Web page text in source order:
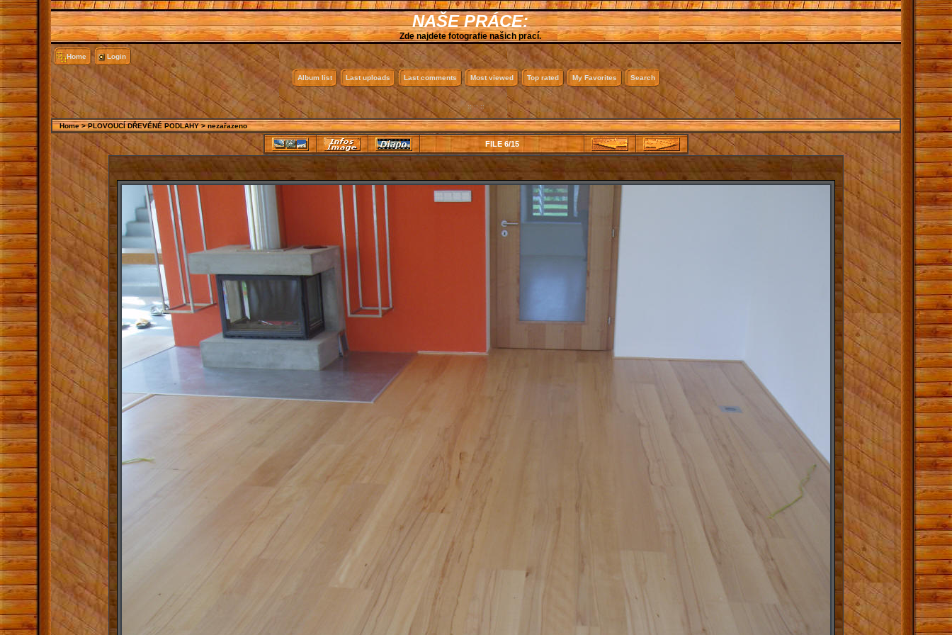
NAŠE PRÁCE:
Zde najdete fotografie našich prací.
Home Login
Album list Last uploads Last comments Most viewed Top rated My Favorites Search
:: :: ::
Home>PLOVOUCÍ DŘEVĚNÉ PODLAHY>nezařazeno
FILE 6/15